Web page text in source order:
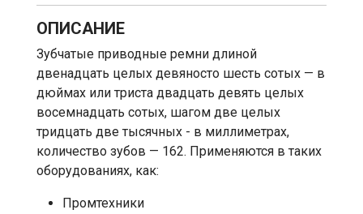
ОПИСАНИЕ
Зубчатые приводные ремни длиной
двенадцать целых девяносто шесть сотых — в
дюймах или триста двадцать девять целых
восемнадцать сотых, шагом две целых
тридцать две тысячных - в миллиметрах,
количество зубов — 162. Применяются в таких
оборудованиях, как:
Промтехники